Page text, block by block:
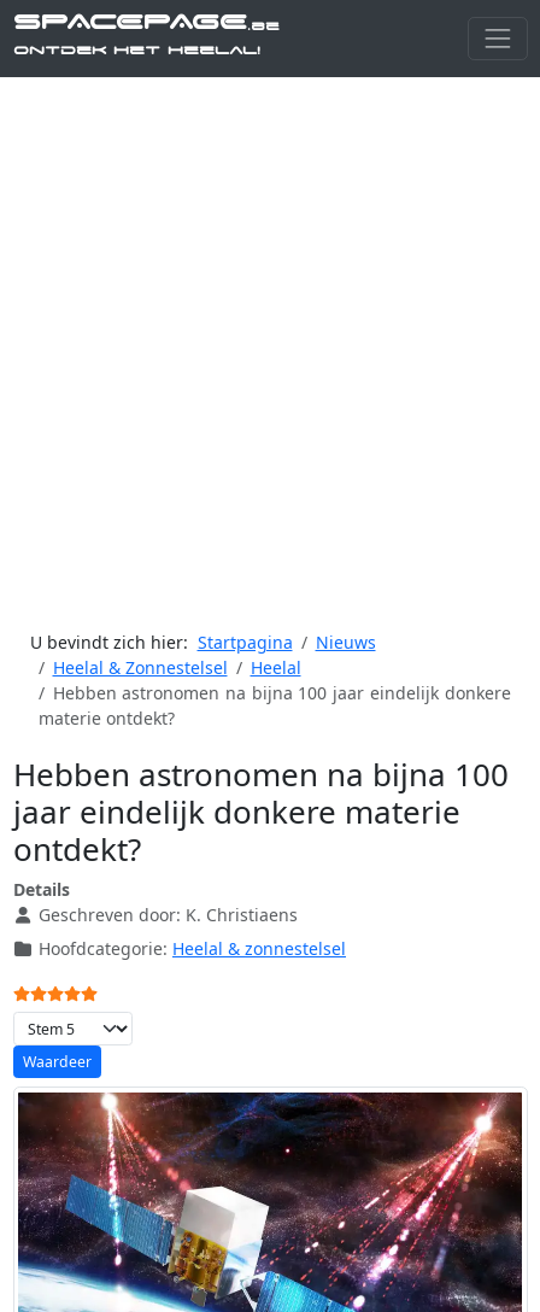
SPACEPAGE.be
Ontdek het heelal!
U bevindt zich hier: Startpagina
Nieuws
Heelal & Zonnestelsel
Heelal
Hebben astronomen na bijna 100 jaar eindelijk donkere
materie ontdekt?
Hebben astronomen na bijna 100
jaar eindelijk donkere materie
ontdekt?
Details
Geschreven door: K. Christiaens
Hoofdcategorie: Heelal & zonnestelsel
Gebruikerswaardering:
Voeg waardering toe